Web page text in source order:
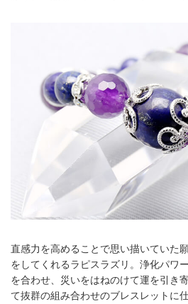
直感力を高めることで思い描いていた
をしてくれるラピスラズリ。浄化パワ
を合わせ、災いをはねのけて運を引き
て抜群の組み合わせのブレスレットに